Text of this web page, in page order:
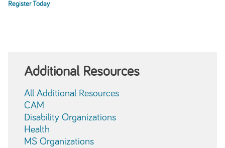
Register Today
Additional Resources
All Additional Resources
CAM
Disability Organizations
Health
MS Organizations